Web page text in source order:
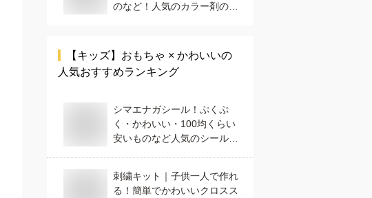
のなど！人気のカラー剤のお
【キッズ】 おもちゃ × かわいいの
人気おすすめランキング
シマエナガシール！ぷくぷ
く・かわいい・100均くらい
安いものなど人気のシールの
刺繍キット｜子供一人で作れ
る！簡単でかわいいクロスス